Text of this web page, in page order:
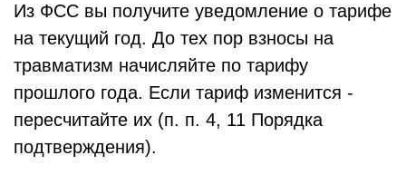
Из ФСС вы получите уведомление о тарифе
на текущий год. До тех пор взносы на
травматизм начисляйте по тарифу
прошлого года. Если тариф изменится -
пересчитайте их (п. п. 4, 11 Порядка
подтверждения).